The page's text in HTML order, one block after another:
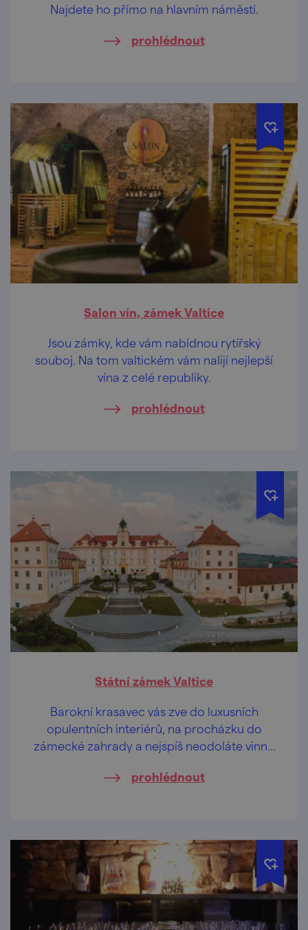
Najdete ho přímo na hlavním náměstí.
prohlédnout
Salon vín, zámek Valtice
Jsou zámky, kde vám nabídnou rytířský
souboj. Na tom valtickém vám nalijí nejlepší
vína z celé republiky.
prohlédnout
Státní zámek Valtice
Barokní krasavec vás zve do luxusních
opulentních interiérů, na procházku do
zámecké zahrady a nejspíš neodoláte vinné
prohlédnout